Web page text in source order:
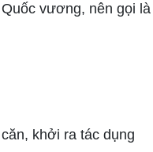
vương, nên gọi là
khởi ra tác dụng